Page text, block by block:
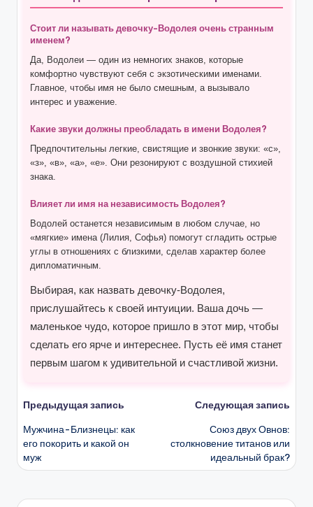
Стоит ли называть девочку-Водолея очень странным
именем?
Да, Водолеи — один из немногих знаков, которые
комфортно чувствуют себя с экзотическими именами.
Главное, чтобы имя не было смешным, а вызывало
интерес и уважение.
Какие звуки должны преобладать в имени Водолея?
Предпочтительны легкие, свистящие и звонкие звуки: «с»,
«з», «в», «а», «е». Они резонируют с воздушной стихией
знака.
Влияет ли имя на независимость Водолея?
Водолей останется независимым в любом случае, но
«мягкие» имена (Лилия, Софья) помогут сгладить острые
углы в отношениях с близкими, сделав характер более
дипломатичным.
Выбирая, как назвать девочку-Водолея,
прислушайтесь к своей интуиции. Ваша дочь —
маленькое чудо, которое пришло в этот мир, чтобы
сделать его ярче и интереснее. Пусть её имя станет
первым шагом к удивительной и счастливой жизни.
Навигация
записи
Предыдущая запись
Мужчина-Близнецы: как
его покорить и какой он
муж
Следующая запись
Союз двух Овнов:
столкновение титанов или
идеальный брак?